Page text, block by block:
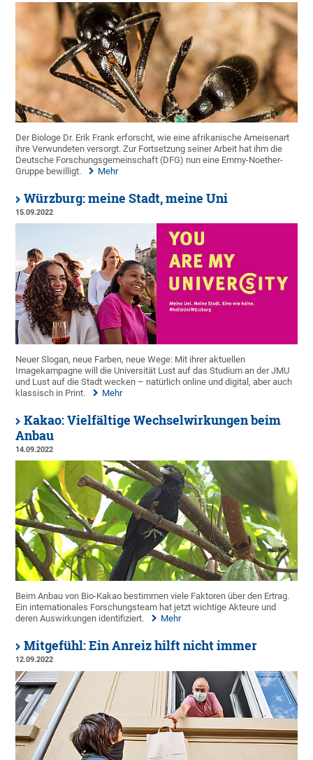
Der Biologe Dr. Erik Frank erforscht, wie eine afrikanische Ameisenart
ihre Verwundeten versorgt. Zur Fortsetzung seiner Arbeit hat ihm die
Deutsche Forschungsgemeinschaft (DFG) nun eine Emmy-Noether-
Gruppe bewilligt.
Mehr
Würzburg: meine Stadt, meine Uni
15.09.2022
Neuer Slogan, neue Farben, neue Wege: Mit ihrer aktuellen
Imagekampagne will die Universität Lust auf das Studium an der JMU
und Lust auf die Stadt wecken – natürlich online und digital, aber auch
klassisch in Print.
Mehr
Kakao: Vielfältige Wechselwirkungen beim
Anbau
14.09.2022
Beim Anbau von Bio-Kakao bestimmen viele Faktoren über den Ertrag.
Ein internationales Forschungsteam hat jetzt wichtige Akteure und
deren Auswirkungen identifiziert.
Mehr
Mitgefühl: Ein Anreiz hilft nicht immer
12.09.2022